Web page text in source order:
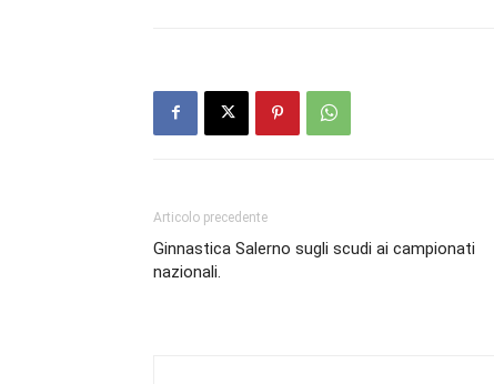
Articolo precedente
Ginnastica Salerno sugli scudi ai campionati
nazionali.